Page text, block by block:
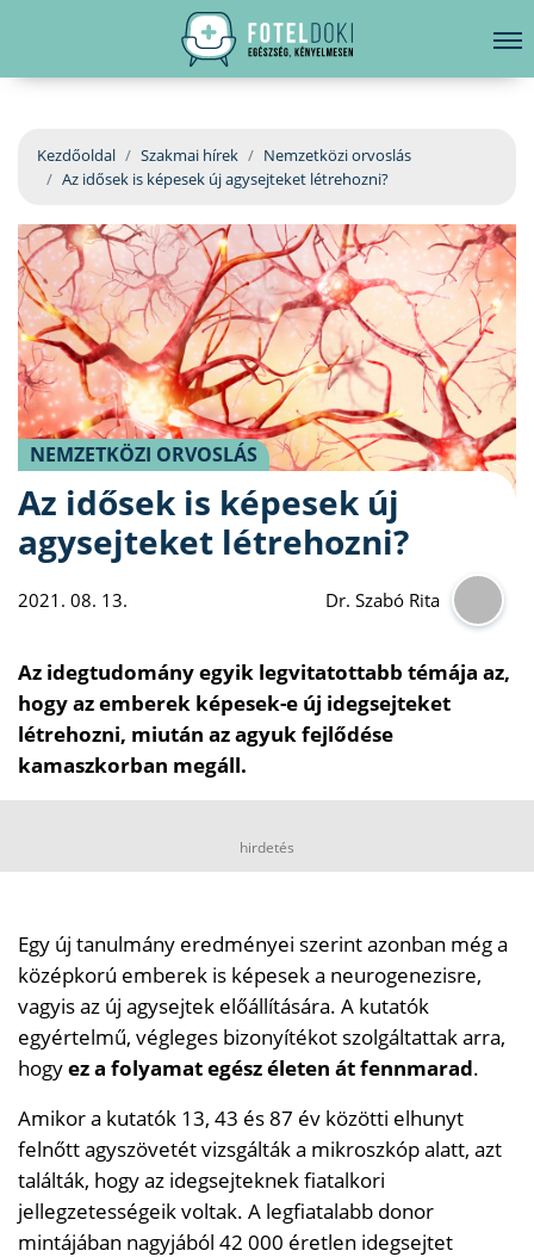
EGÉSZSÉGKÖNYVTÁR
BETEGSÉGKALAUZ
ÜGYELETKERESŐ
ORVOS VÁLASZOL
ORVOSKERESŐ
hirdetés
Kezdőoldal Szakmai hírek
Nemzetközi orvoslás
Az idősek is képesek új agysejteket létrehozni?
NEMZETKÖZI ORVOSLÁS
Az idősek is képesek új
agysejteket létrehozni?
2021. 08. 13. Dr. Szabó Rita
Az idegtudomány egyik legvitatottabb témája az,
hogy az emberek képesek-e új idegsejteket
létrehozni, miután az agyuk fejlődése
kamaszkorban megáll.
hirdetés
Egy új tanulmány eredményei szerint azonban még a
középkorú emberek is képesek a neurogenezisre,
vagyis az új agysejtek előállítására. A kutatók
egyértelmű, végleges bizonyítékot szolgáltattak arra,
hogyez a folyamat egész életen át fennmarad.
Amikor a kutatók 13, 43 és 87 év közötti elhunyt
felnőtt agyszövetét vizsgálták a mikroszkóp alatt, azt
találták, hogy az idegsejteknek fiatalkori
jellegzetességeik voltak. A legfiatalabb donor
mintájában nagyjából 42 000 éretlen idegsejtet